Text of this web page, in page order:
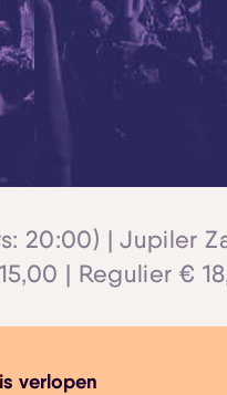
20:00) | Jupiler
| Regulier €
verlopen